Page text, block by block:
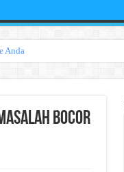
Anda
Bocor